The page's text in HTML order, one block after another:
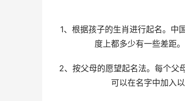
1、根据孩子的生肖进行起名。中
度上都多少有一些差距
2、按父母的愿望起名法。每个父
可以在名字中加入